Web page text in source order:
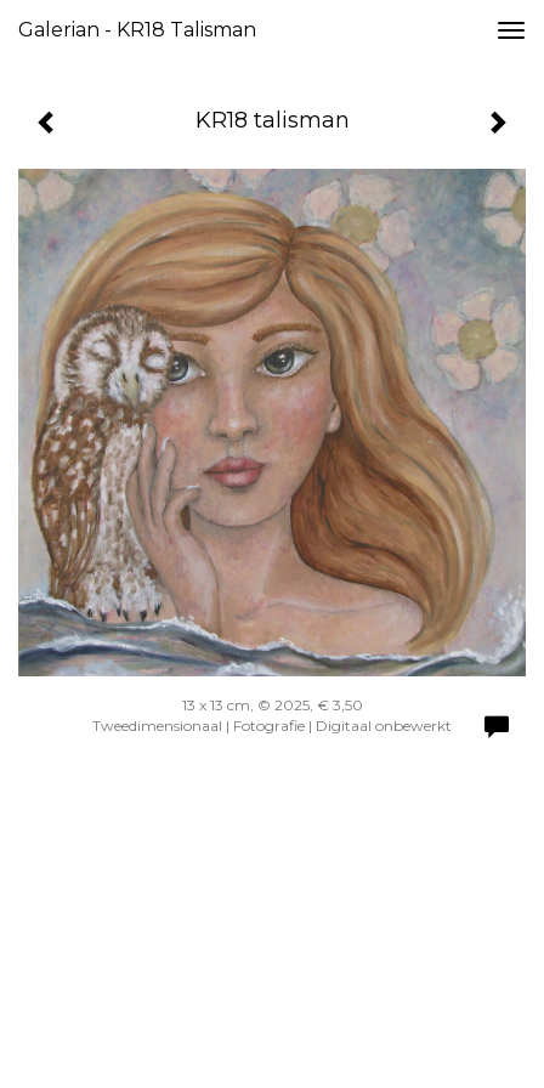
Galerian - KR18 Talisman
KR18 talisman
13 x 13 cm, © 2025, € 3,50
Tweedimensionaal | Fotografie | Digitaal onbewerkt